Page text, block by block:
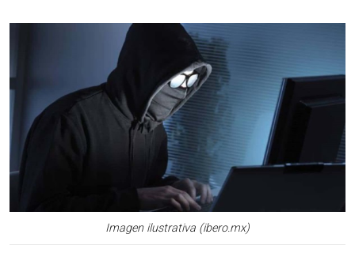
Imagen ilustrativa (ibero.mx)